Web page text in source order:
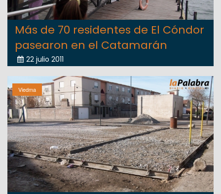
Más de 70 residentes de El Cóndor
pasearon en el Catamarán
22 julio 2011
Viedma